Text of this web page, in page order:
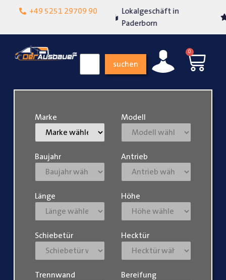
+49 5251 29709 90
Lokalgeschäft in
Über 15 Jahre
suchen
0
Marke Modell
Baujahr Antrieb
Länge Höhe
Schiebetür Hecktür
Trennwand Bereifung